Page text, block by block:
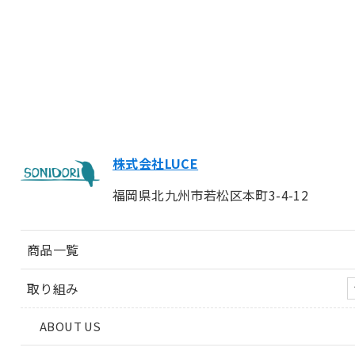
株式会社LUCE
福岡県北九州市若松区本町3-4-12
商品一覧
取り組み
ABOUT US